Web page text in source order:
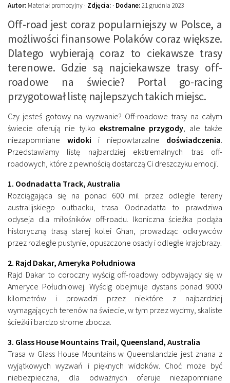
Autor: Materiał promocyjny · Zdjęcia: · Dodane:21 grudnia 2023
Off-road jest coraz popularniejszy w Polsce, a
możliwości finansowe Polaków coraz większe.
Dlatego wybierają coraz to ciekawsze trasy
terenowe. Gdzie są najciekawsze trasy off-
roadowe na świecie? Portal go-racing
przygotował listę najlepszych takich miejsc.
Czy jesteś gotowy na wyzwanie? Off-roadowe trasy na całym
świecie oferują nie tylko ekstremalne przygody , ale także
niezapomniane widoki i niepowtarzalne doświadczenia
Przedstawiamy listę najbardziej ekstremalnych tras off-
roadowych, które z pewnością dostarczą Ci dreszczyku emocji.
1. Oodnadatta Track, Australia
Rozciągająca się na ponad 600 mil przez odległe tereny
australijskiego outbacku, trasa Oodnadatta to prawdziwa
odyseja dla miłośników off-roadu. Ikoniczna ścieżka podąża
historyczną trasą starej kolei Ghan, prowadząc odkrywców
przez rozległe pustynie, opuszczone osady i odległe krajobrazy.
2. Rajd Dakar, Ameryka Południowa
Rajd Dakar to coroczny wyścig off-roadowy odbywający się w
Ameryce Południowej. Wyścig obejmuje dystans ponad 9000
kilometrów i prowadzi przez niektóre z najbardziej
wymagających terenów na świecie, w tym przez wydmy, skaliste
ścieżki i bardzo strome zbocza.
3. Glass House Mountains Trail, Queensland, Australia
Trasa w Glass House Mountains w Queenslandzie jest znana z
wyjątkowych wyzwań i pięknych widoków. Choć może być
niebezpieczna, dla odważnych oferuje niezapomniane